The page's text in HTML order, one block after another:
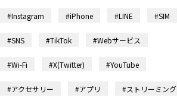
#Instagram #iPhone #LINE #SIM
#SNS #TikTok #Webサービス
#Wi-Fi #X(Twitter) #YouTube
#アクセサリー #アプリ #ストリーミング